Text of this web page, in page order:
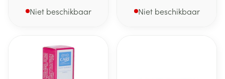
Niet beschikbaar Niet beschikbaar